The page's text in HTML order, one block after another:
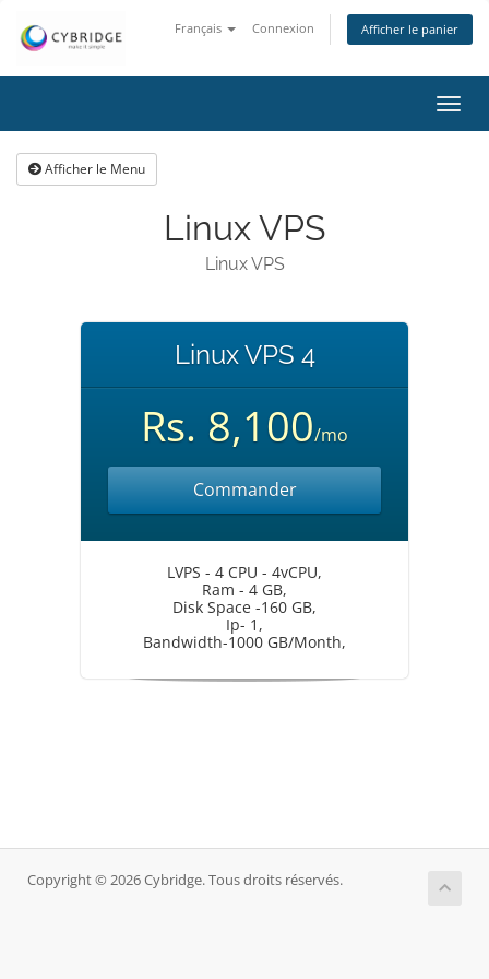
Français Connexion Afficher le panier
la
Afficher le Menu
Linux VPS
Linux VPS
Linux VPS 4
Rs. 8,100/mo
Commander
LVPS - 4 CPU - 4vCPU,
Ram - 4 GB,
Disk Space -160 GB,
Ip- 1,
Bandwidth-1000 GB/Month,
Copyright © 2026 Cybridge. Tous droits réservés.